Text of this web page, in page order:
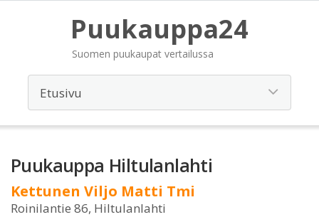
Puukauppa24
Suomen puukaupat vertailussa
Puukauppa Hiltulanlahti
Kettunen Viljo Matti Tmi
Roinilantie 86, Hiltulanlahti